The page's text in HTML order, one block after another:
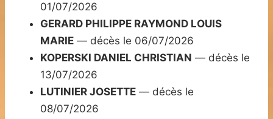
01/07/2026
GERARD PHILIPPE RAYMOND LOUIS
MARIE — décès le 06/07/2026
KOPERSKI DANIEL CHRISTIAN — décès le
13/07/2026
LUTINIER JOSETTE — décès le
08/07/2026